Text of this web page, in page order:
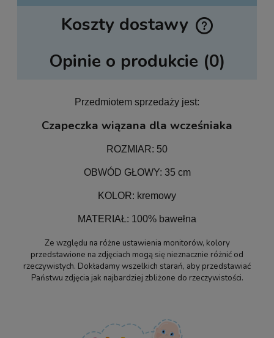
Koszty dostawy
Cena nie zawiera ewentualnych kosztów płatności
Opinie o produkcie (0)
Przedmiotem sprzedaży jest:
Czapeczka wiązana dla wcześniaka
ROZMIAR: 50
OBWÓD GŁOWY: 35 cm
KOLOR: kremowy
MATERIAŁ: 100% bawełna
Ze względu na różne ustawienia monitorów, kolory
przedstawione na zdjęciach mogą się nieznacznie różnić od
rzeczywistych. Dokładamy wszelkich starań, aby przedstawiać
Państwu zdjęcia jak najbardziej zbliżone do rzeczywistości.